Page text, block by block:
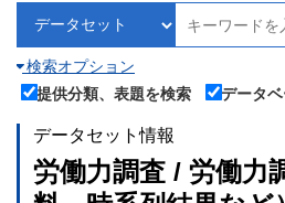
検索オプション
提供分類、表題を検索
データ
データセット情報
労働力調査 / 労働力